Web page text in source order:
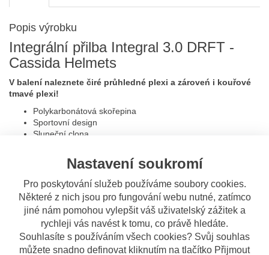
Nastavení soukromí
Pro poskytování služeb používáme soubory cookies.
Některé z nich jsou pro fungování webu nutné, zatímco
jiné nám pomohou vylepšit váš uživatelský zážitek a
rychleji vás navést k tomu, co právě hledáte.
Souhlasíte s používáním všech cookies? Svůj souhlas
můžete snadno definovat kliknutím na tlačítko Přijmout
Popis výrobku
Integrální přilba Integral 3.0 DRFT -
Cassida Helmets
V balení naleznete čiré průhledné plexi a zároveń i kouřové
tmavé plexi!
Polykarbonátová skořepina
Sportovní design
Sluneční clona
Odnímatelný nosní deflektor
Odnímatelný bradový deflektor
Příprava pro protimlžící folii Pinlock® 70 - není součástí
balení přilby (prodáváno samostatně)
Plně odnímatelná a pratelná výstelka z prodyšeného
materiálu
Bezpečnostní zapínání řemínku pomocí mikrometrické
přezky
Hmotnost přilby: cca 1500 g